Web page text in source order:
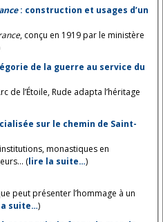
: construction et usages d’un
, conçu en 1919 par le ministère
de la guerre au service du
de l’Étoile, Rude adapta l’héritage
sur le chemin de Saint-
monastiques en
(lire la suite…)
peut présenter l’hommage à un
suite…)